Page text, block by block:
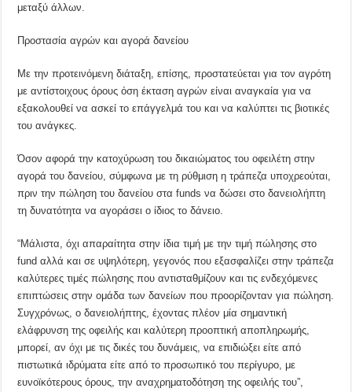
μεταξύ άλλων.
Προστασία αγρών και αγορά δανείου
Με την προτεινόμενη διάταξη, επίσης, προστατεύεται για τον αγρότη
με αντίστοιχους όρους όση έκταση αγρών είναι αναγκαία για να
εξακολουθεί να ασκεί το επάγγελμά του και να καλύπτει τις βιοτικές
του ανάγκες.
Όσον αφορά την κατοχύρωση του δικαιώματος του οφειλέτη στην
αγορά του δανείου, σύμφωνα με τη ρύθμιση η τράπεζα υποχρεούται,
πριν την πώληση του δανείου στα funds να δώσει στο δανειολήπτη
τη δυνατότητα να αγοράσει ο ίδιος το δάνειο.
“Μάλιστα, όχι απαραίτητα στην ίδια τιμή με την τιμή πώλησης στο
fund αλλά και σε υψηλότερη, γεγονός που εξασφαλίζει στην τράπεζα
καλύτερες τιμές πώλησης που αντισταθμίζουν και τις ενδεχόμενες
επιπτώσεις στην ομάδα των δανείων που προορίζονταν για πώληση.
Συγχρόνως, ο δανειολήπτης, έχοντας πλέον μία σημαντική
ελάφρυνση της οφειλής και καλύτερη προοπτική αποπληρωμής,
μπορεί, αν όχι με τις δικές του δυνάμεις, να επιδιώξει είτε από
πιστωτικά ιδρύματα είτε από το προσωπικό του περίγυρο, με
ευνοϊκότερους όρους, την αναχρηματοδότηση της οφειλής του”,